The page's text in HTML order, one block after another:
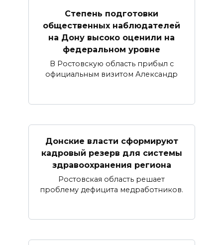
Степень подготовки
общественных наблюдателей
на Дону высоко оценили на
федеральном уровне
В Ростовскую область прибыл с
официальным визитом Александр
Донские власти сформируют
кадровый резерв для системы
здравоохранения региона
Ростовская область решает
проблему дефицита медработников.